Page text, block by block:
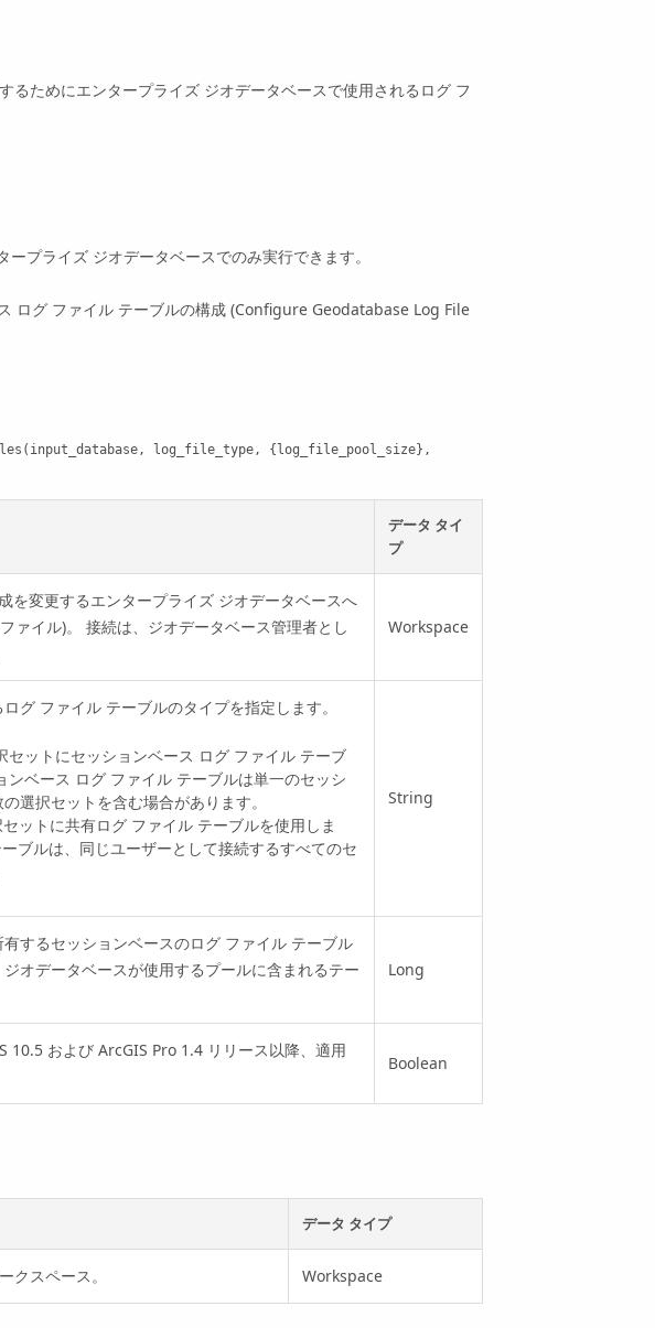
るためにエンタープライズ ジオデータベースで使用されるログ フ
ープライズ ジオデータベースでのみ実行できます。
ログ ファイル テーブルの構成 (Configure Geodatabase Log File
log_file_type, {log_file_pool_size},
データ タイ
プ
を変更するエンタープライズ ジオデータベースへ
ファイル)。 接続は、ジオデータベース管理者とし
Workspace
グ ファイル テーブルのタイプを指定します。
セットにセッションベース ログ ファイル テーブ
ンベース ログ ファイル テーブルは単一のセッシ
選択セットを含む場合があります。
ットに共有ログ ファイル テーブルを使用しま
ブルは、同じユーザーとして接続するすべてのセ
String
するセッションベースのログ ファイル テーブル
オデータベースが使用するプールに含まれるテー
Long
10.5 および ArcGIS Pro 1.4 リリース以降、適用
Boolean
データ タイプ
クスペース。 Workspace